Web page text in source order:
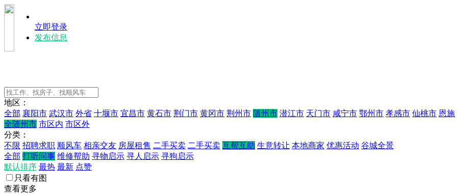
立即登录
发布信息
地区：
全部 襄阳市 武汉市 外省 十堰市 宜昌市 黄石市 荆门市 黄冈市 荆州市 随州市 潜江市 天门市 咸宁市 鄂州市 孝感市 仙桃市 恩施
全随州市 市区内 市区外
分类：
不限 招聘求职 顺风车 相亲交友 房屋租售 二手买卖 二手买卖 互帮互助 生意转让 本地商家 优惠活动 谷城全景
全部 打听问事 维修帮助 寻物启示 寻人启示 寻狗启示
默认排序 最热 最新 点赞
只看有图
查看更多